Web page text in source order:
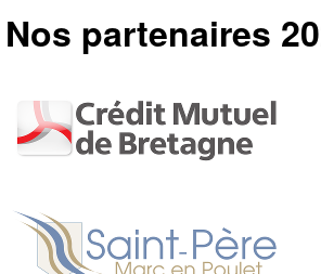
Nos partenaires